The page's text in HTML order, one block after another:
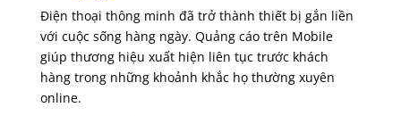
Điện thoại thông minh đã trở thành thiết bị gắn liền
với cuộc sống hàng ngày. Quảng cáo trên Mobile
giúp thương hiệu xuất hiện liên tục trước khách
hàng trong những khoảnh khắc họ thường xuyên
online.